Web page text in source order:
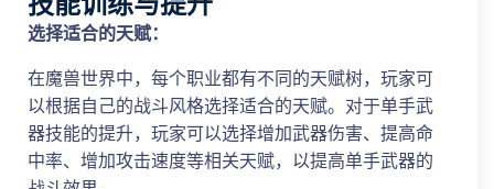
选择适合的天赋：
在魔兽世界中，每个职业都有不同的天赋树，玩家可
以根据自己的战斗风格选择适合的天赋。对于单手武
器技能的提升，玩家可以选择增加武器伤害、提高命
中率、增加攻击速度等相关天赋，以提高单手武器的